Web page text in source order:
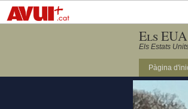
Els
Els Estats
Pàgina